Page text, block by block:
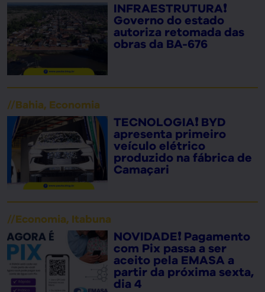
INFRAESTRUTURA❗
Governo do estado
autoriza retomada das
obras da BA-676
//Bahia, Economia
TECNOLOGIA❗ BYD
apresenta primeiro
veículo elétrico
produzido na fábrica de
Camaçari
//Economia, Itabuna
NOVIDADE❗ Pagamento
com Pix passa a ser
aceito pela EMASA a
partir da próxima sexta,
dia 4